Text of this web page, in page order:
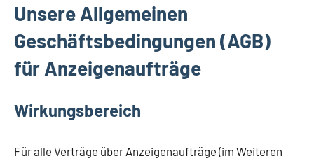
Unsere Allgemeinen
Geschäftsbedingungen (AGB)
für Anzeigenaufträge
Wirkungsbereich
Für alle Verträge über Anzeigenaufträge (im Weiteren